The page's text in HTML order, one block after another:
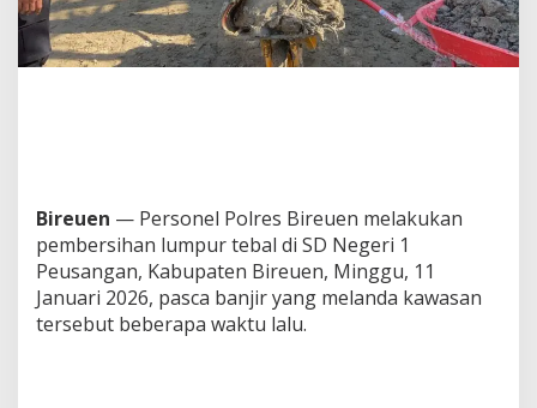
u
r
T
e
D
N
e
g
e
r
Bireuen — Personel Polres Bireuen melakukan
pembersihan lumpur tebal di SD Negeri 1
Peusangan, Kabupaten Bireuen, Minggu, 11
Januari 2026, pasca banjir yang melanda kawasan
tersebut beberapa waktu lalu.